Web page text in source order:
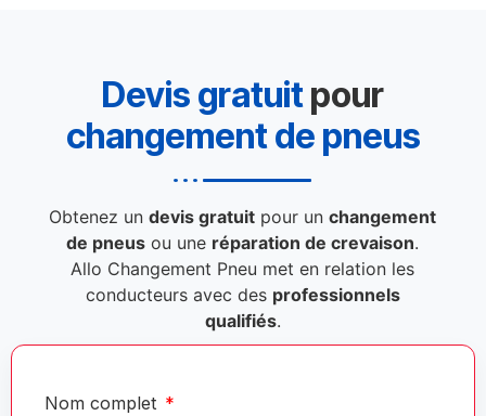
Devis gratuitpour
changement de pneus
Obtenez undevis gratuit pour unchangement
de pneus ou une réparation de crevaison.
Allo Changement Pneu met en relation les
conducteurs avec des professionnels
qualifiés.
Nom complet